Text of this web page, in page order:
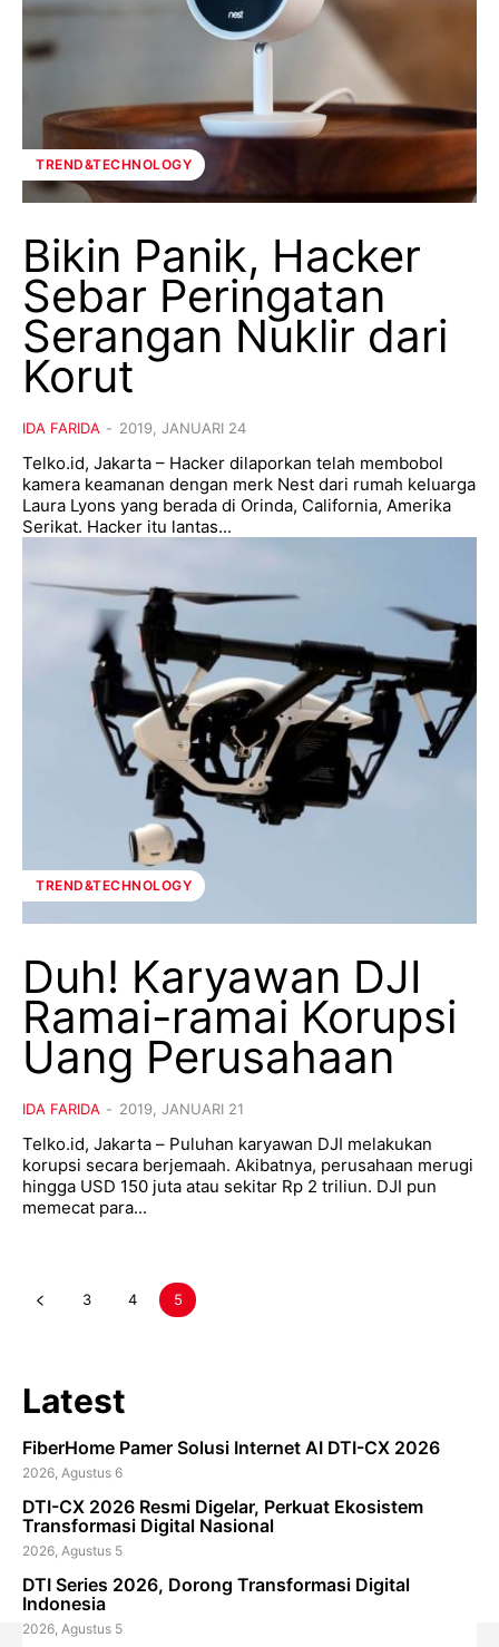
TREND&TECHNOLOGY
Bikin Panik, Hacker
Sebar Peringatan
Serangan Nuklir dari
Korut
IDA FARIDA - 2019, JANUARI 24
Telko.id, Jakarta – Hacker dilaporkan telah membobol
kamera keamanan dengan merk Nest dari rumah keluarga
Laura Lyons yang berada di Orinda, California, Amerika
Serikat. Hacker itu lantas...
TREND&TECHNOLOGY
Duh! Karyawan DJI
Ramai-ramai Korupsi
Uang Perusahaan
IDA FARIDA - 2019, JANUARI 21
Telko.id, Jakarta – Puluhan karyawan DJI melakukan
korupsi secara berjemaah. Akibatnya, perusahaan merugi
hingga USD 150 juta atau sekitar Rp 2 triliun. DJI pun
memecat para...
3 4 5
Latest
FiberHome Pamer Solusi Internet AI DTI-CX 2026
2026, Agustus 6
DTI-CX 2026 Resmi Digelar, Perkuat Ekosistem
Transformasi Digital Nasional
2026, Agustus 5
DTI Series 2026, Dorong Transformasi Digital
Indonesia
2026, Agustus 5